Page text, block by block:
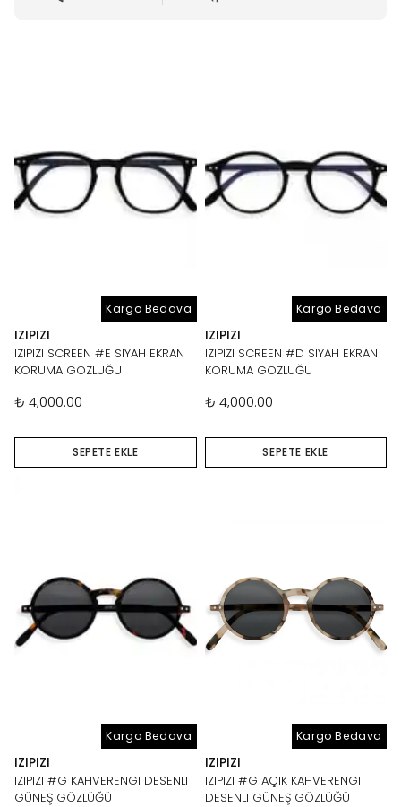
Kargo Bedava
IZIPIZI
IZIPIZI SCREEN #E SIYAH EKRAN
KORUMA GÖZLÜĞÜ
₺ 4,000.00
SEPETE EKLE
Kargo Bedava
IZIPIZI
IZIPIZI SCREEN #D SIYAH EKRAN
KORUMA GÖZLÜĞÜ
₺ 4,000.00
SEPETE EKLE
Kargo Bedava
IZIPIZI
IZIPIZI #G KAHVERENGI DESENLI
GÜNEŞ GÖZLÜĞÜ
Kargo Bedava
IZIPIZI
IZIPIZI #G AÇIK KAHVERENGI
DESENLI GÜNEŞ GÖZLÜĞÜ